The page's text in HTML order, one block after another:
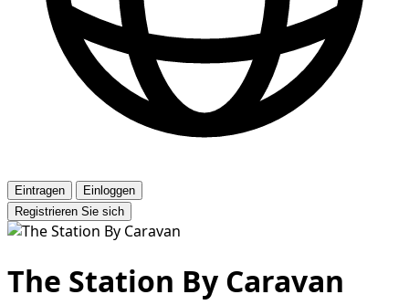
Eintragen
Einloggen
Registrieren Sie sich
The Station By Caravan